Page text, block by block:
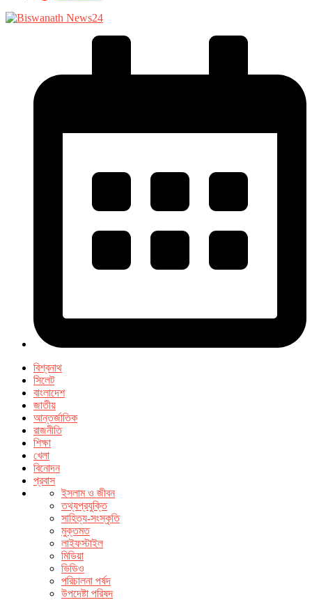
বিশ্বনাথ
সিলেট
বাংলাদেশ
জাতীয়
আন্তর্জাতিক
রাজনীতি
শিক্ষা
খেলা
বিনোদন
প্রবাস
ইসলাম ও জীবন
তথ্যপ্রযুক্তি
সাহিত্য-সংস্কৃতি
মুক্তমত
লাইফস্টাইল
মিডিয়া
ভিডিও
পরিচালনা পর্ষদ
উপদেষ্টা পরিষদ